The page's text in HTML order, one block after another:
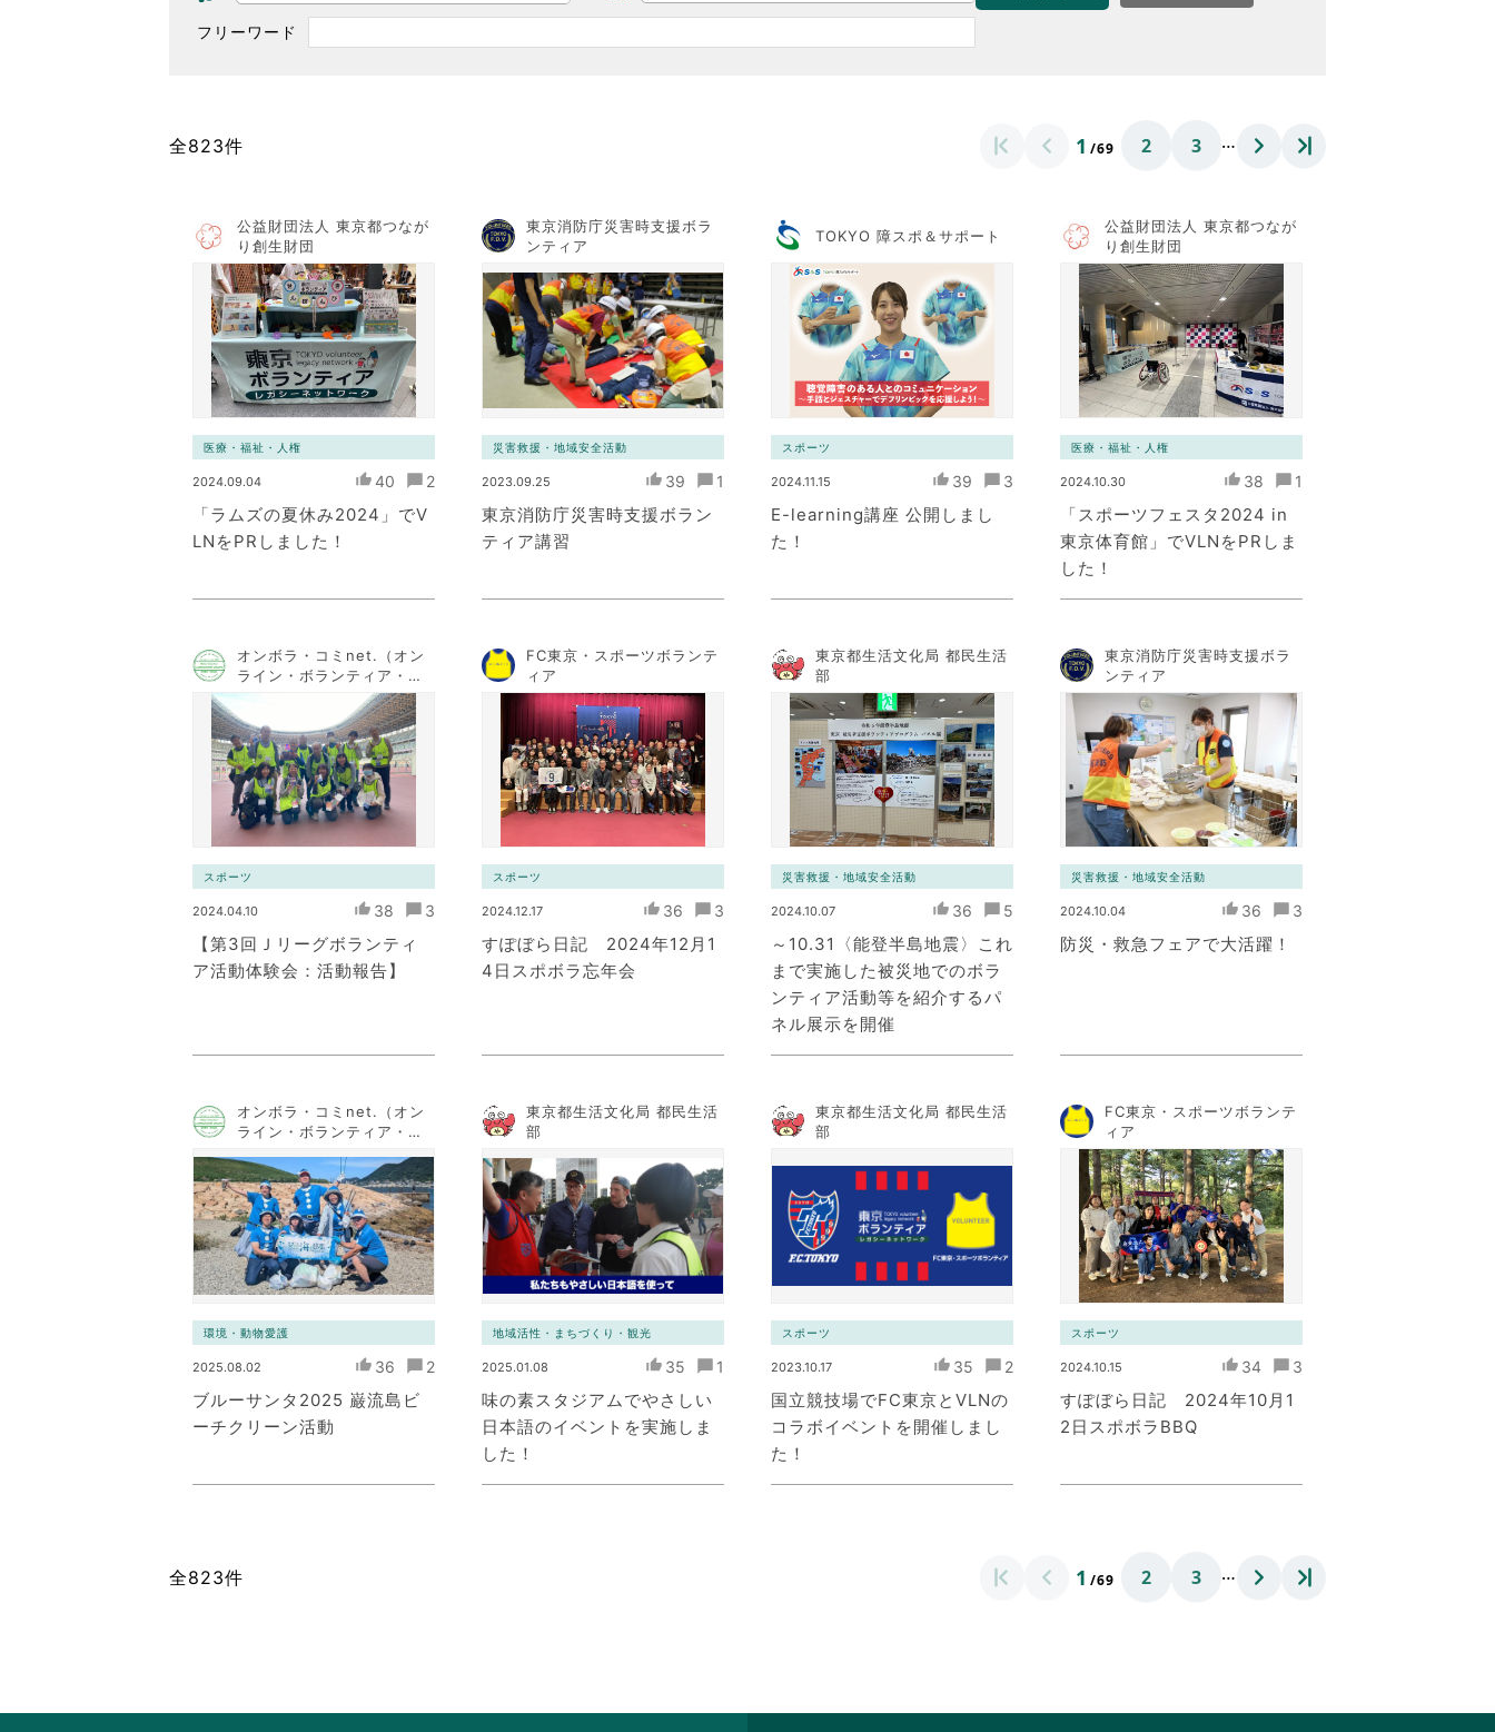
フリーワード
全823件 1 /69 2 3 …
公益財団法人 東京都つなが
り創生財団
医療・福祉・人権
2024.09.04 40 2
「ラムズの夏休み2024」でV
LNをPRしました！
東京消防庁災害時支援ボラ
ンティア
災害救援・地域安全活動
2023.09.25 39 1
東京消防庁災害時支援ボラン
ティア講習
TOKYO 障スポ＆サポート
スポーツ
2024.11.15 39 3
E-learning講座 公開しまし
た！
公益財団法人 東京都つなが
り創生財団
医療・福祉・人権
2024.10.30 38 1
「スポーツフェスタ2024 in
東京体育館」でVLNをPRしま
した！
オンボラ・コミnet.（オン
ライン・ボランティア・コ
ミュニケーション・ネット
ワーク）
スポーツ
2024.04.10 38 3
【第3回Ｊリーグボランティ
ア活動体験会：活動報告】
FC東京・スポーツボランテ
ィア
スポーツ
2024.12.17 36 3
すぽぼら日記 2024年12月1
4日スポボラ忘年会
東京都生活文化局 都民生活
部
災害救援・地域安全活動
2024.10.07 36 5
～10.31〈能登半島地震〉これ
まで実施した被災地でのボラ
ンティア活動等を紹介するパ
ネル展示を開催
東京消防庁災害時支援ボラ
ンティア
災害救援・地域安全活動
2024.10.04 36 3
防災・救急フェアで大活躍！
オンボラ・コミnet.（オン
ライン・ボランティア・コ
ワーク）
環境・動物愛護
2025.08.02 36 2
ブルーサンタ2025 巌流島ビ
ーチクリーン活動
東京都生活文化局 都民生活
部
地域活性・まちづくり・観光
2025.01.08 35 1
味の素スタジアムでやさしい
日本語のイベントを実施しま
した！
東京都生活文化局 都民生活
部
スポーツ
2023.10.17 35 2
国立競技場でFC東京とVLNの
コラボイベントを開催しまし
た！
FC東京・スポーツボランテ
ィア
スポーツ
2024.10.15 34 3
すぽぼら日記 2024年10月1
2日スポボラBBQ
全823件 1 /69 2 3 …